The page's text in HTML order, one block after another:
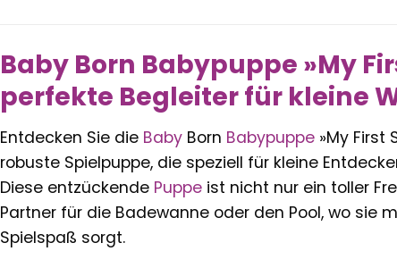
Baby Born Babypuppe »My
perfekte Begleiter für kleine
Entdecken Sie die BabyBorn Babypuppe»My First
robuste Spielpuppe, die speziell für kleine
Diese entzückende Puppeist nicht nur ein toller
Partner für die Badewanne oder den Pool, wo sie
Spielspaß sorgt.